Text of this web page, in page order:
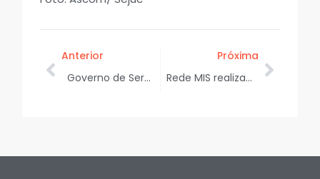
Anterior
Governo de Sergipe e Petrobras assinam protocolo de intenções para venda antecipada de gás do Seap
Próxima
Rede MIS realiza sessão especial em homenagem a Ilma Fontes durante programação da Feira Imagina